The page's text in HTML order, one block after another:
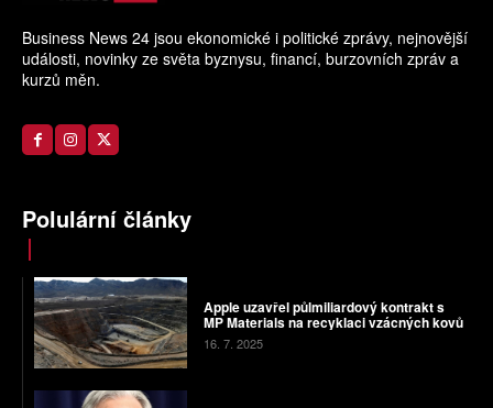
Business News 24 jsou ekonomické i politické zprávy, nejnovější
události, novinky ze světa byznysu, financí, burzovních zpráv a
kurzů měn.
Polulární články
Apple uzavřel půlmiliardový kontrakt s
MP Materials na recyklaci vzácných kovů
16. 7. 2025